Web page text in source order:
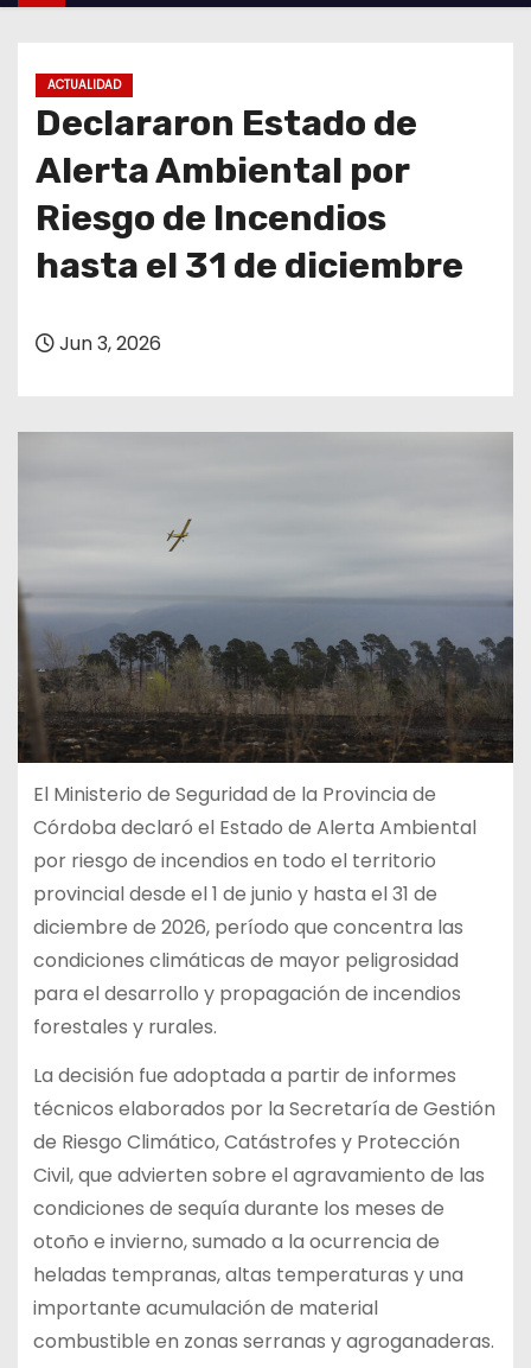
o
ACTUALIDAD
Declararon Estado de
Alerta Ambiental por
Riesgo de Incendios
hasta el 31 de diciembre
Jun 3, 2026
El Ministerio de Seguridad de la Provincia de
Córdoba declaró el Estado de Alerta Ambiental
por riesgo de incendios en todo el territorio
provincial desde el 1 de junio y hasta el 31 de
diciembre de 2026, período que concentra las
condiciones climáticas de mayor peligrosidad
para el desarrollo y propagación de incendios
forestales y rurales.
La decisión fue adoptada a partir de informes
técnicos elaborados por la Secretaría de Gestión
de Riesgo Climático, Catástrofes y Protección
Civil, que advierten sobre el agravamiento de las
condiciones de sequía durante los meses de
otoño e invierno, sumado a la ocurrencia de
heladas tempranas, altas temperaturas y una
importante acumulación de material
combustible en zonas serranas y agroganaderas.